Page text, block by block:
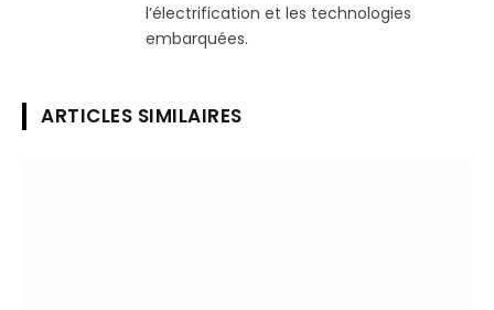
l’électrification et les technologies
embarquées.
ARTICLES SIMILAIRES